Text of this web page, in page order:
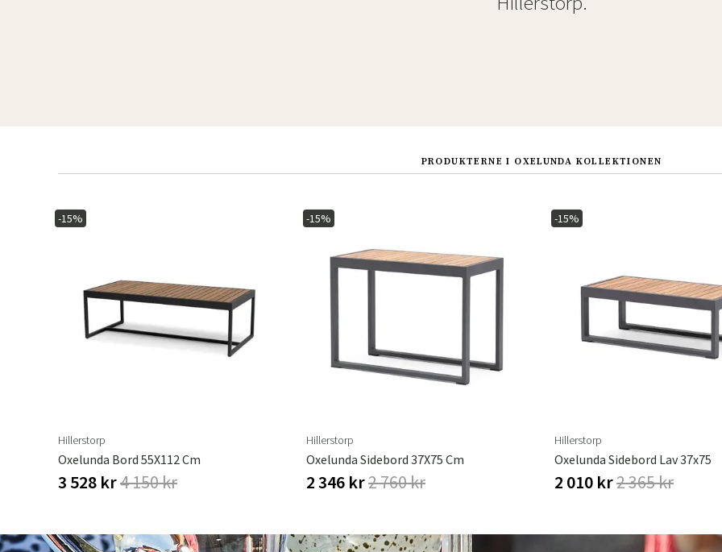
Danmark
Suomi
PRODUKTERNE I OXELUNDA KOLLEKTIONEN
-15%
Hillerstorp
Oxelunda Bord 55X112 Cm
3 528 kr4 150 kr
-15%
Hillerstorp
Oxelunda Sidebord 37X75 Cm
2 346 kr2 760 kr
-15%
Hillerstorp
Oxelunda Sidebord Lav 37x75
2 010 kr2 365 kr